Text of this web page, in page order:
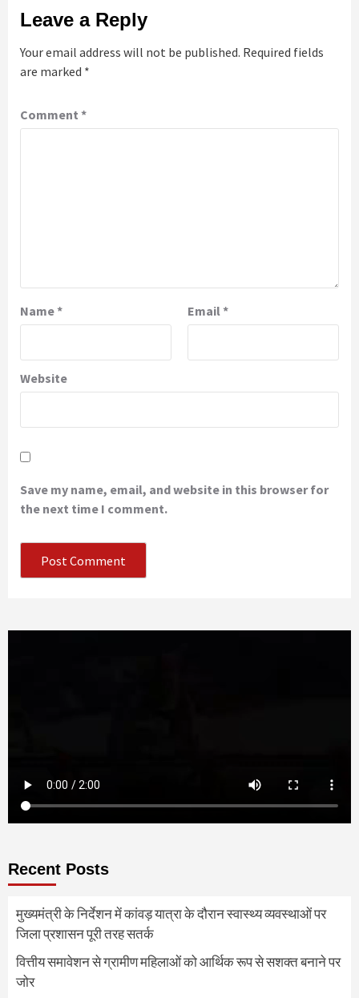
Leave a Reply
Your email address will not be published. Required fields
are marked *
Comment *
Name* Email*
Website
Save my name, email, and website in this browser for
the next time I comment.
Recent Posts
मुख्यमंत्री के निर्देशन में कांवड़ यात्रा के दौरान स्वास्थ्य व्यवस्थाओं पर
जिला प्रशासन पूरी तरह सतर्क
वित्तीय समावेशन से ग्रामीण महिलाओं को आर्थिक रूप से सशक्त बनाने पर
जोर